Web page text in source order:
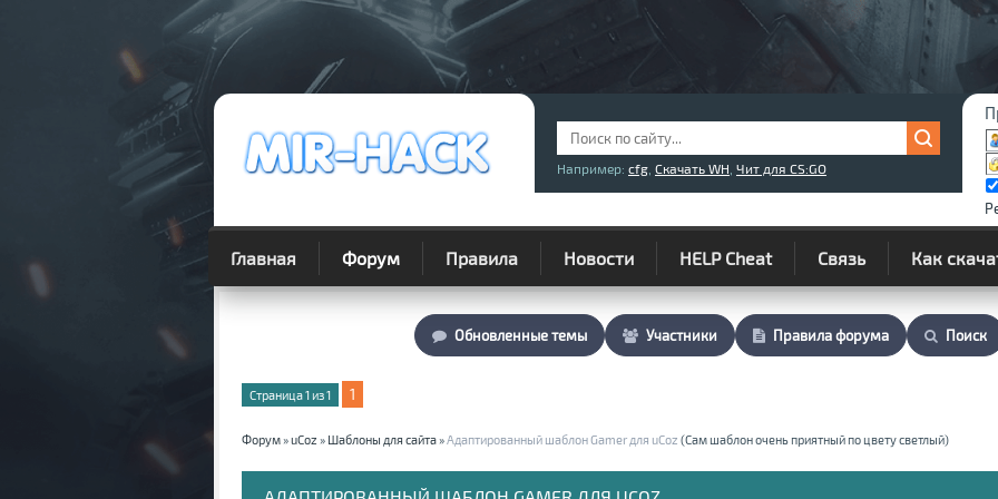
Например: cfg Скачать WH Чит для CS:GO
Главная Форум Правила Новости HELP Cheat Связь Как
Обновленные темы Участники Правила форума Поиск
Страница1из1 1
Форум»uCoz » Шаблоны для сайта»Адаптированный шаблон Gamer для uCoz (Сам шаблон очень приятный по цвету светлый)